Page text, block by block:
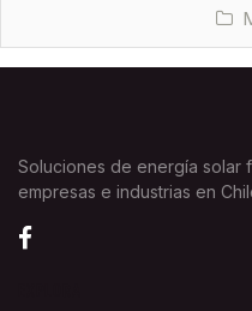
Soluciones de energía solar
empresas e industrias en